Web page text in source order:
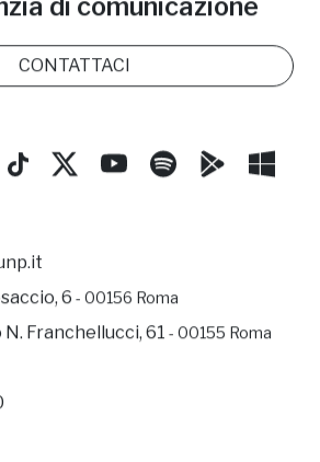
di comunicazione
CONTATTACI
6 - 00156 Roma
N. Franchellucci, 61 - 00155 Roma